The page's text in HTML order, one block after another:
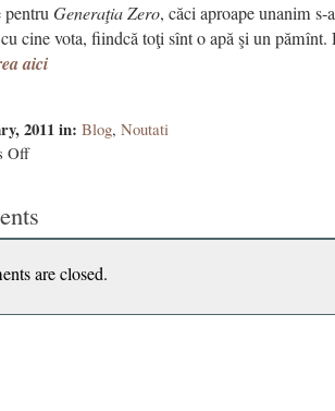
pentruGeneraţia Zero, căci aproape unanim
cine vota, fiindcă toţi sînt o apă şi un
aici
2011in: Blog, Noutati
Offon
politicii
are closed.